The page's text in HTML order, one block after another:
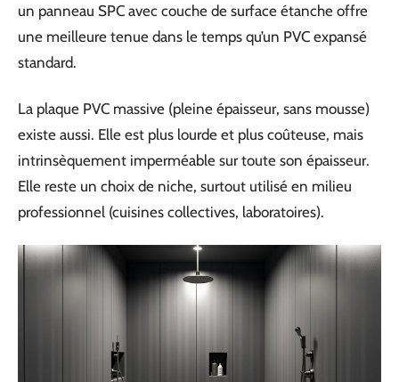
un panneau SPC avec couche de surface étanche offre
une meilleure tenue dans le temps qu’un PVC expansé
standard.
La plaque PVC massive (pleine épaisseur, sans mousse)
existe aussi. Elle est plus lourde et plus coûteuse, mais
intrinsèquement imperméable sur toute son épaisseur.
Elle reste un choix de niche, surtout utilisé en milieu
professionnel (cuisines collectives, laboratoires).